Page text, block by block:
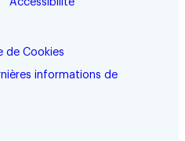
de Cookies
informations de